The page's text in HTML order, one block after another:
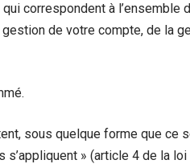
correspondent à l’ensemble
de votre compte, de la
sous quelque forme que ce
» (article 4 de la loi